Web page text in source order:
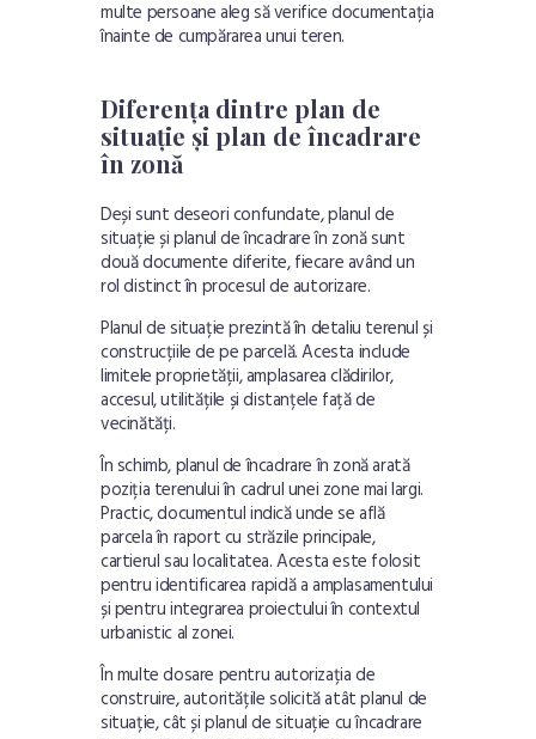
multe persoane aleg să verifice documentația
înainte de cumpărarea unui teren.
Diferența dintre plan de
situație și plan de încadrare
în zonă
Deși sunt deseori confundate, planul de
situație și planul de încadrare în zonă sunt
două documente diferite, fiecare având un
rol distinct în procesul de autorizare.
Planul de situație prezintă în detaliu terenul și
construcțiile de pe parcelă. Acesta include
limitele proprietății, amplasarea clădirilor,
accesul, utilitățile și distanțele față de
vecinătăți.
În schimb, planul de încadrare în zonă arată
poziția terenului în cadrul unei zone mai largi.
Practic, documentul indică unde se află
parcela în raport cu străzile principale,
cartierul sau localitatea. Acesta este folosit
pentru identificarea rapidă a amplasamentului
și pentru integrarea proiectului în contextul
urbanistic al zonei.
În multe dosare pentru autorizația de
construire, autoritățile solicită atât planul de
situație, cât și planul de situație cu încadrare